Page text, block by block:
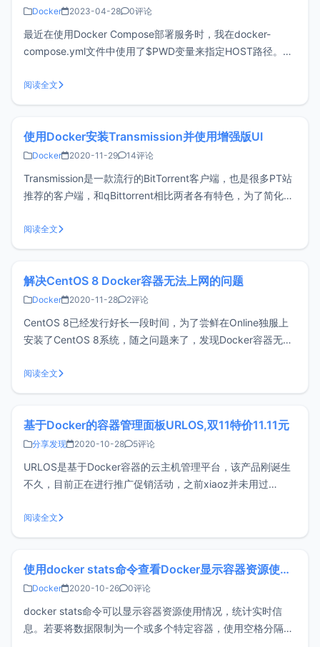
Docker 2023-04-28 0评论
最近在使用Docker Compose部署服务时，我在docker-
compose.yml文件中使用了$PWD变量来指定HOST路径。然
一段docker-compose.yml的配置文件：version: "3.9" serv
阅读全文
使用Docker安装Transmission并使用增强版UI
Docker 2020-11-29 14评论
Transmission是一款流行的BitTorrent客户端，也是很多PT站
推荐的客户端，和qBittorrent相比两者各有特色，为了简化
便使用。功能特点基于Alpine基础镜像制作，体积小巧已默认
安装transmiss
阅读全文
解决CentOS 8 Docker容器无法上网的问题
Docker 2020-11-28 2评论
CentOS 8已经发行好长一段时间，为了尝鲜在Online独服上
安装了CentOS 8系统，随之问题来了，发现Docker容器无法
始怀疑是Docker DNS设置问题，导致Docker容器无法解析。
遂修改配置文件/etc/docker/d
阅读全文
基于Docker的容器管理面板URLOS,双11特价11.11元
分享发现 2020-10-28 5评论
URLOS是基于Docker容器的云主机管理平台，该产品刚诞生
不久，目前正在进行推广促销活动，之前xiaoz并未用过
准版，价格也不贵，买来玩玩，万一后面用到呢。安装
URLOSURLOS最低要求1核1G内存，操作系统支持Ubuntu、
阅读全文
使用docker stats命令查看Docker显示容器资源使用情况
Docker 2020-10-26 0评论
docker stats命令可以显示容器资源使用情况，统计实时信
息。若要将数据限制为一个或多个特定容器，使用空格分隔容